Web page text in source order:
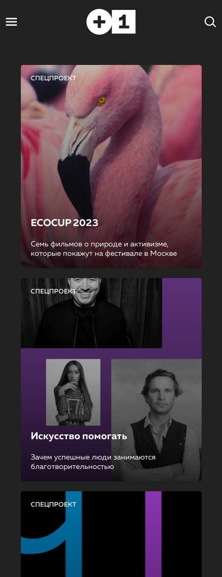
СПЕЦПРОЕКТ
ECOCUP 2023
Семь фильмов о природе и активизме,
которые покажут на фестивале в Москве
СПЕЦПРОЕКТ
Искусство помогать
Зачем успешные люди занимаются
благотворительностью
СПЕЦПРОЕКТ